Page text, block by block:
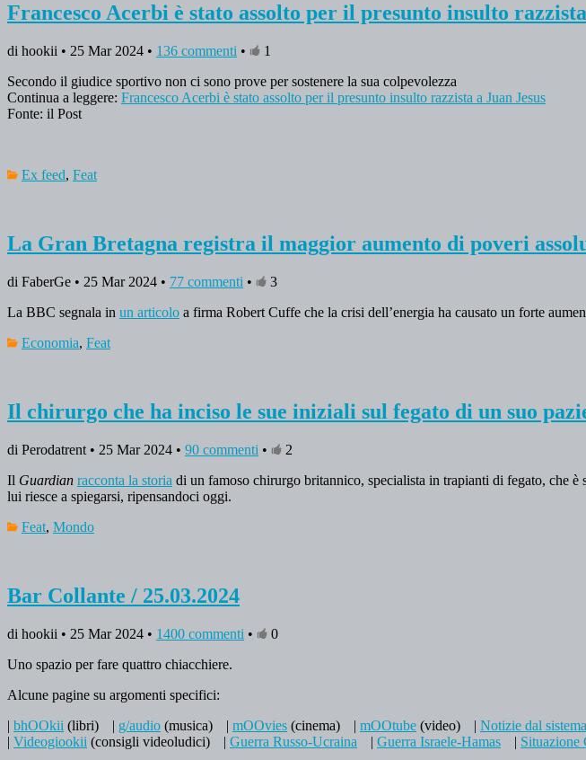
Francesco Acerbi è stato assolto per il presunto insulto
di hookii • 25 Mar 2024 • 136 commenti •
1
Secondo il giudice sportivo non ci sono prove per sostenere la sua colpevolezza
Continua a leggere: Francesco Acerbi è stato assolto per il presunto insulto razzista a Juan Jesus
Fonte: il Post
Ex feed, Feat
La Gran Bretagna registra il maggior aumento di poveri
di FaberGe • 25 Mar 2024 • 77 commenti •
3
La BBC segnala in un articolo a firma Robert Cuffe che la crisi dell’energia ha causato un forte
Economia, Feat
Il chirurgo che ha inciso le sue iniziali sul fegato di un suo
di Perodatrent • 25 Mar 2024 • 90 commenti •
2
Il Guardian racconta la storia di un famoso chirurgo britannico, specialista in trapianti di fegato, che è
lui riesce a spiegarsi, ripensandoci oggi.
Feat, Mondo
Bar Collante / 25.03.2024
di hookii • 25 Mar 2024 • 1400 commenti •
0
Uno spazio per fare quattro chiacchiere.
Alcune pagine su argomenti specifici:
| bhOOkii (libri) | g/audio (musica) | mOOvies (cinema) | mOOtube (video) | Notizie dal
| Videogiookii (consigli videoludici) | Guerra Russo-Ucraina | Guerra Israele-Hamas | Situazione